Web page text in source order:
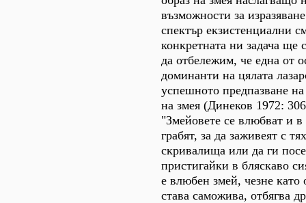
възможности за
спектър екзистенциални
конкретната ни задача ще
да отбележим, че една от
доминанти на цялата
успешното предпазване
на змея (Динеков 1972:
"Змейовете се влюбват и
грабят, за да заживеят с
скривалища или да ги
пристигайки в бляскаво
е влюбен змей, чезне като
става саможива, отбягва